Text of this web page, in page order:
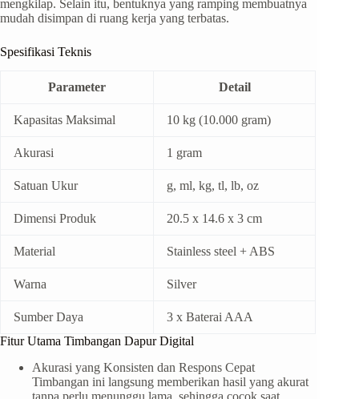
mengkilap. Selain itu, bentuknya yang ramping membuatnya
mudah disimpan di ruang kerja yang terbatas.
Spesifikasi Teknis
Parameter Detail
Kapasitas Maksimal 10 kg (10.000 gram)
Akurasi 1 gram
Satuan Ukur g, ml, kg, tl, lb, oz
Dimensi Produk 20.5 x 14.6 x 3 cm
Material Stainless steel + ABS
Warna Silver
Sumber Daya
3 x Baterai AAA
Fitur Utama Timbangan Dapur Digital
Akurasi yang Konsisten dan Respons Cepat
Timbangan ini langsung memberikan hasil yang akurat